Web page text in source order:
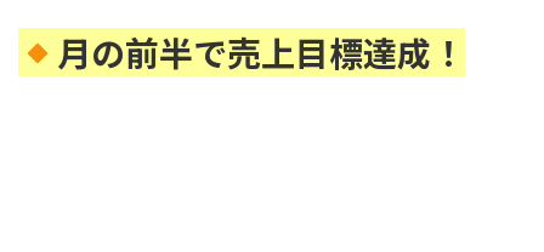
月の前半で売上目標達成！